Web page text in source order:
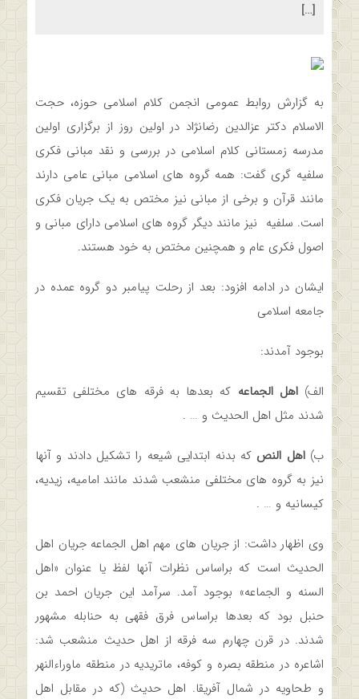
[…]
به گزارش روابط عمومی انجمن کلام اسلامی حوزه، حجت
الاسلام دکتر عزالدین رضانژاد در اولین روز از برگزاری اولین
مدرسه زمستانی کلام اسلامی در بررسی و نقد مبانی فکری
سلفیه گری گفت: همه گروه های اسلامی مبانی عامی دارند
مانند قرآن و برخی از مبانی نیز مختص به یک جریان فکری
است. سلفیه نیز مانند دیگر گروه های اسلامی دارای مبانی و
اصول فکری عام و همچنین مختص به خود هستند.
ایشان در ادامه افزود: بعد از رحلت پیامبر دو گروه عمده در
جامعه اسلامی
بوجود آمدند:
الف)اهل الجماعه که بعدها به فرقه ­های مختلفی تقسیم
شدند مثل اهل الحدیث و … .
ب)اهل النص که بدنه ابتدایی شیعه را تشکیل دادند و آنها
نیز به گروه های مختلفی منشعب شدند مانند امامیه، زیدیه،
کیسانیه و … .
وی اظهار داشت: از جریان های مهم اهل الجماعه جریان اهل
الحدیث است که براساس نظرات آنها لفظ یا عنوان «اهل
السنه و الجماعه» بوجود آمد. سرآمد این جریان احمد بن
حنبل بود که بعدها براساس فرق فقهی به حنابله مشهور
شدند. در قرن چهارم سه فرقه از اهل حدیث منشعب شد:
اشاعره در منطقه بصره و کوفه، ماتریدیه در منطقه ماوراءالنهر
و طحاویه در شمال آفریقا. اهل حدیث (که در مقابل اهل